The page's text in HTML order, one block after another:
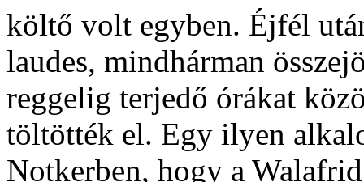
költő volt egyben. Éjfél
laudes, mindhárman
reggelig terjedő órákat
töltötték el. Egy ilyen
Notkerben, hogy a